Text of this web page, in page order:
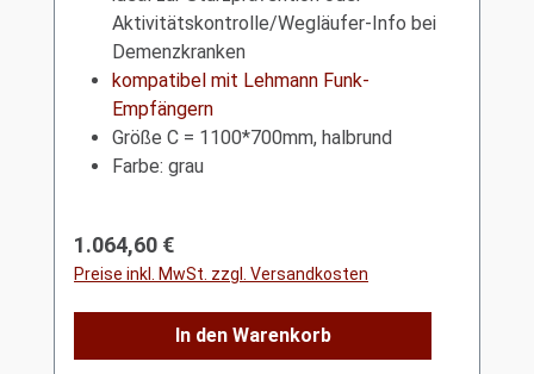
Aktivitätskontrolle/Wegläufer-Info bei
Demenzkranken
kompatibel mit Lehmann Funk-
Empfängern
Größe C = 1100*700mm, halbrund
Farbe: grau
Regulärer Preis:
1.064,60 €
Preise inkl. MwSt. zzgl. Versandkosten
In den Warenkorb